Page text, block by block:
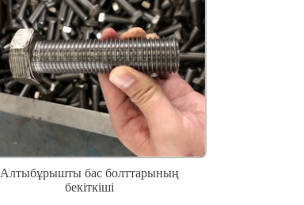
Алтыбұрышты бас болттарының
бекіткіші